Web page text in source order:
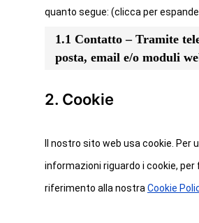
quanto segue: (clicca per
1.1 Contatto – Tramite
posta, email e/o moduli
2. Cookie
Il nostro sito web usa cookie. Per
informazioni riguardo i cookie, per
riferimento alla nostra Cookie